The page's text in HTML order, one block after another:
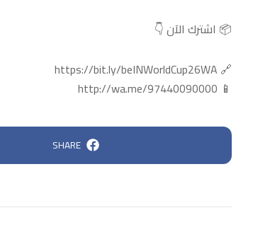
📦 اشترك الآن 👇
🔗 https://bit.ly/beINWorldCup26WA
📱 http://wa.me/97440090000
SHARE